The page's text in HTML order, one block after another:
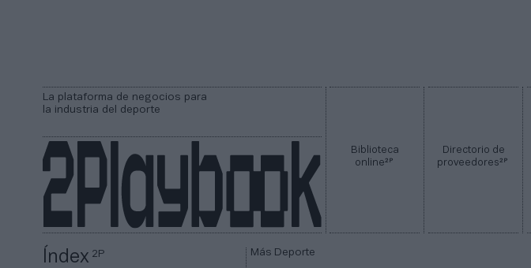
La plataforma de negocios para
la industria del deporte
Biblioteca
online2P
Directorio de
proveedores2P
Índex2P Más Deporte